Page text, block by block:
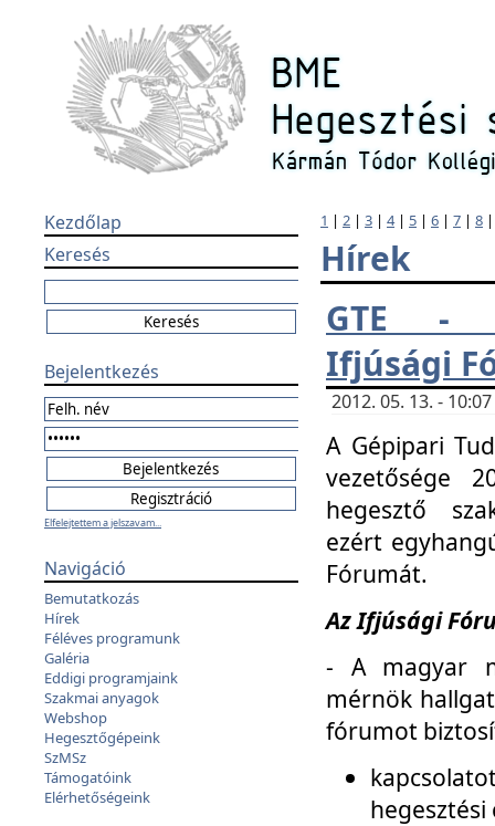
Kezdőlap
Keresés
Bejelentkezés
Elfelejtettem a jelszavam...
Navigáció
Bemutatkozás
Hírek
Féléves programunk
Galéria
Eddigi programjaink
Szakmai anyagok
Webshop
Hegesztőgépeink
SzMSz
Támogatóink
Elérhetőségeink
1 | 2 | 3 | 4| 5 | 6 | 7 | 8
Hírek
GTE -
Ifjúsági
2012. 05. 13. -
A Gépipari
vezetősége
hegesztő
ezért
Fórumát.
Az Ifjúsági
- A magyar
mérnök
fórumot